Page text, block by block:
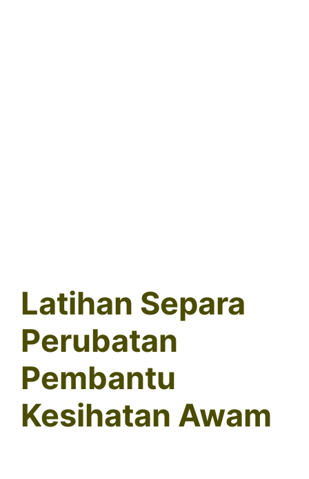
Latihan Separa
Perubatan
Pembantu
Kesihatan Awam